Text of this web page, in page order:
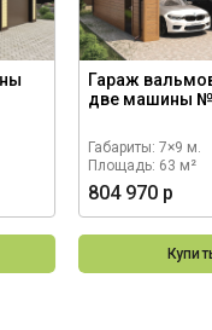
Гараж
две машины
Габариты: 7×9 м.
Площадь: 63 м²
804 970 р